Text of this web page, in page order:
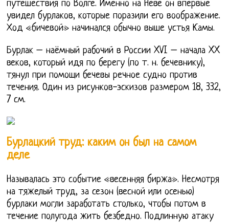
путешествия по Волге. Именно на Неве он впервые
увидел бурлаков, которые поразили его воображение.
Ход «бичевой» начинался обычно выше устья Камы.
Бурлак – наёмный рабочий в России XVI – начала XX
веков, который идя по берегу (по т. н. бечевнику),
тянул при помощи бечевы речное судно против
течения. Один из рисунков-эскизов размером 18, 332,
7 см.
Бурлацкий труд: каким он был на самом
деле
Называлась это событие «весенняя биржа». Несмотря
на тяжелый труд, за сезон (весной или осенью)
бурлаки могли заработать столько, чтобы потом в
течение полугода жить безбедно. Подлинную атаку